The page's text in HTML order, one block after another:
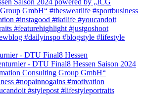
- DTU Final8 Hessen